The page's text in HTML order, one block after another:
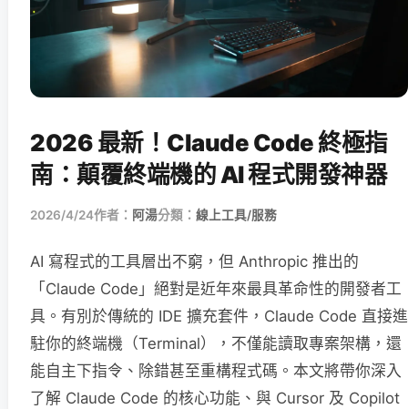
2026 最新！Claude Code 終極指
南：顛覆終端機的 AI 程式開發神器
2026/4/24作者： 阿湯分類： 線上工具/服務
AI 寫程式的工具層出不窮，但 Anthropic 推出的
「Claude Code」絕對是近年來最具革命性的開發者工
具。有別於傳統的 IDE 擴充套件，Claude Code 直接進
駐你的終端機（Terminal），不僅能讀取專案架構，還
能自主下指令、除錯甚至重構程式碼。本文將帶你深入
了解 Claude Code 的核心功能、與 Cursor 及 Copilot